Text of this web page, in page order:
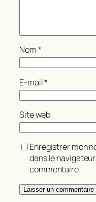
Nom*
E-mail*
Site web
Enregistrer mon
dans le
commentaire.